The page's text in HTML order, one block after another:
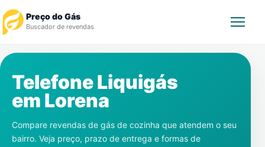
Preço do Gás
Buscador de revendas
Revendedor
Notícias
Telefone Liquigás
em Lorena
Compare revendas de gás de cozinha que atendem o seu
bairro. Veja preço, prazo de entrega e formas de